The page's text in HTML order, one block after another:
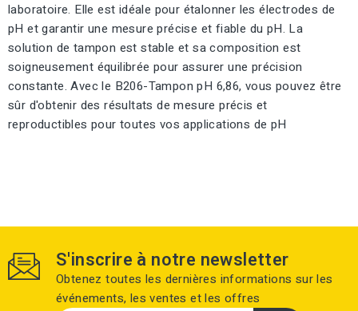
laboratoire. Elle est idéale pour étalonner les électrodes de
pH et garantir une mesure précise et fiable du pH. La
solution de tampon est stable et sa composition est
soigneusement équilibrée pour assurer une précision
constante. Avec le B206-Tampon pH 6,86, vous pouvez être
sûr d'obtenir des résultats de mesure précis et
reproductibles pour toutes vos applications de pH
S'inscrire à notre newsletter
Obtenez toutes les dernières informations sur les
événements, les ventes et les offres